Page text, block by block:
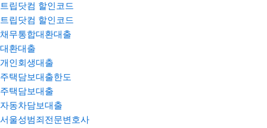
트립닷컴 할인코드
트립닷컴 할인코드
채무통합대환대출
대환대출
개인회생대출
주택담보대출한도
주택담보대출
자동차담보대출
서울성범죄전문변호사